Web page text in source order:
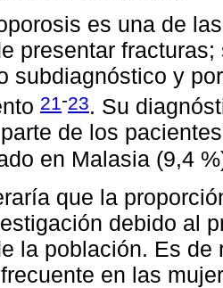
es una de
presentar
subdiagnóstico y
21-23. Su
de los
en Malasia (9,4
que la
debido al
la población. Es
en las